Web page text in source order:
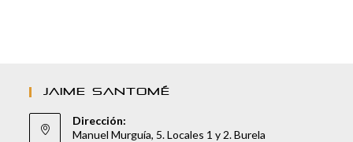
JAIME SANTOMÉ
Dirección:
Manuel Murguía, 5. Locales 1 y 2. Burela